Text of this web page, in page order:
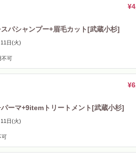
パシャンプー+眉毛カット[武蔵小杉]
日(火)
不可
ーマ+9itemトリートメント[武蔵小杉]
日(火)
可